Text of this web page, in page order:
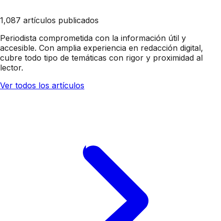
1,087 artículos publicados
Periodista comprometida con la información útil y
accesible. Con amplia experiencia en redacción digital,
cubre todo tipo de temáticas con rigor y proximidad al
lector.
Ver todos los artículos